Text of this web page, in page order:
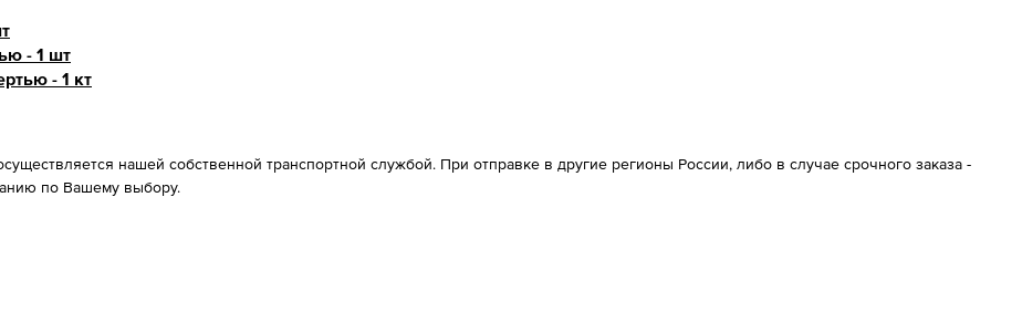
- 1 шт
- 1 кт
нашей собственной транспортной службой. При отправке в другие регионы России, либо в случае срочного заказа -
по Вашему выбору.